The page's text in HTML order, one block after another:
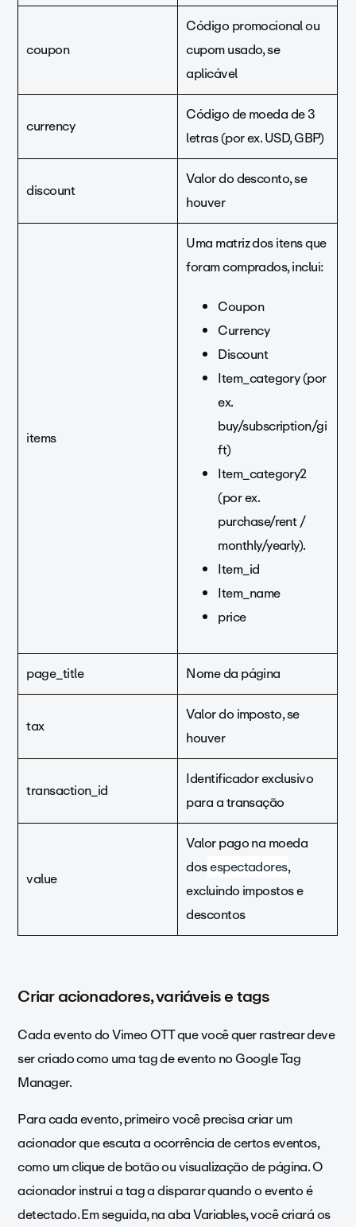
coupon
Código promocional ou
cupom usado, se
aplicável
currency
Código de moeda de 3
letras (por ex. USD, GBP)
discount
Valor do desconto, se
houver
items
Uma matriz dos itens que
foram comprados, inclui:
Coupon
Currency
Discount
Item_category (por
ex.
buy/subscription/gi
ft)
Item_category2
(por ex.
purchase/rent /
monthly/yearly).
Item_id
Item_name
price
page_title Nome da página
tax
Valor do imposto, se
houver
transaction_id
Identificador exclusivo
para a transação
value
Valor pago na moeda
dosespectadores,
excluindo impostos e
descontos
Criar acionadores, variáveis e tags
Cada evento do Vimeo OTT que você quer rastrear deve
ser criado como uma tag de evento no Google Tag
Manager.
Para cada evento, primeiro você precisa criar um
acionador que escuta a ocorrência de certos eventos,
como um clique de botão ou visualização de página. O
acionador instrui a tag a disparar quando o evento é
detectado. Em seguida, na aba Variables, você criará os